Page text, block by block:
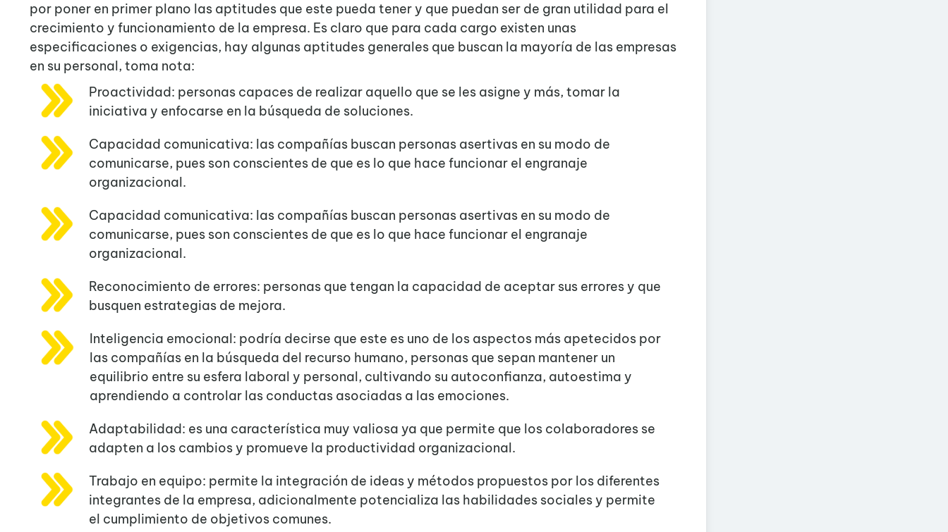
por poner en primer plano las aptitudes que este pueda tener y que puedan ser de gran utilidad para el
crecimiento y funcionamiento de la empresa. Es claro que para cada cargo existen unas
especificaciones o exigencias, hay algunas aptitudes generales que buscan la mayoría de las empresas
en su personal, toma nota:
Proactividad: personas capaces de realizar aquello que se les asigne y más, tomar la
iniciativa y enfocarse en la búsqueda de soluciones.
Capacidad comunicativa: las compañías buscan personas asertivas en su modo de
comunicarse, pues son conscientes de que es lo que hace funcionar el engranaje
organizacional.
Capacidad comunicativa: las compañías buscan personas asertivas en su modo de
comunicarse, pues son conscientes de que es lo que hace funcionar el engranaje
organizacional.
Reconocimiento de errores: personas que tengan la capacidad de aceptar sus errores y que
busquen estrategias de mejora.
Inteligencia emocional: podría decirse que este es uno de los aspectos más apetecidos por
las compañías en la búsqueda del recurso humano, personas que sepan mantener un
equilibrio entre su esfera laboral y personal, cultivando su autoconfianza, autoestima y
aprendiendo a controlar las conductas asociadas a las emociones.
Adaptabilidad: es una característica muy valiosa ya que permite que los colaboradores se
adapten a los cambios y promueve la productividad organizacional.
Trabajo en equipo: permite la integración de ideas y métodos propuestos por los diferentes
integrantes de la empresa, adicionalmente potencializa las habilidades sociales y permite
el cumplimiento de objetivos comunes.